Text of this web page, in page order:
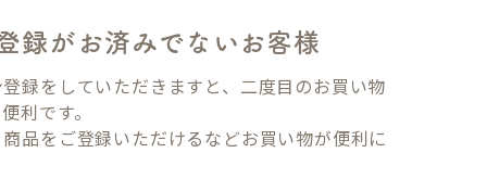
録がお済みでないお客様
録をしていただきますと、二度目のお買い物
利です。
品をご登録いただけるなどお買い物が便利に